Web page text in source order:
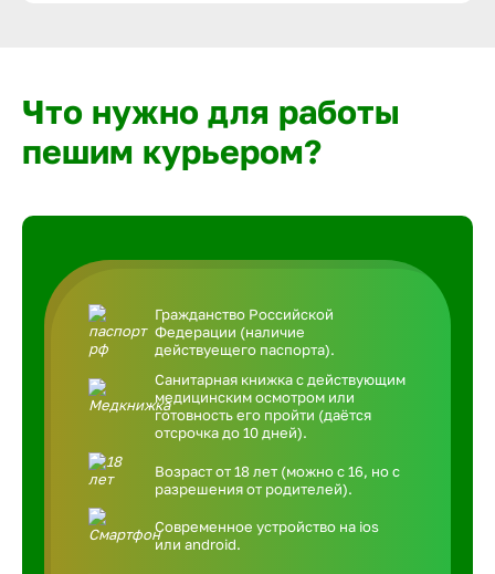
Что нужно для работы
пешим курьером?
Гражданство Российской
Федерации (наличие
действуещего паспорта).
Санитарная книжка с действующим
медицинским осмотром или
готовность его пройти (даётся
отсрочка до 10 дней).
Возраст от 18 лет (можно с 16, но с
разрешения от родителей).
Современное устройство на ios
или android.